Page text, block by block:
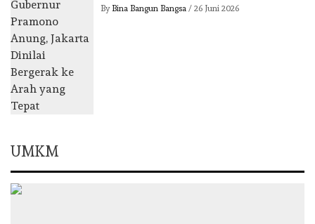
By Bina Bangun Bangsa/ 26 Juni 2026
UMKM